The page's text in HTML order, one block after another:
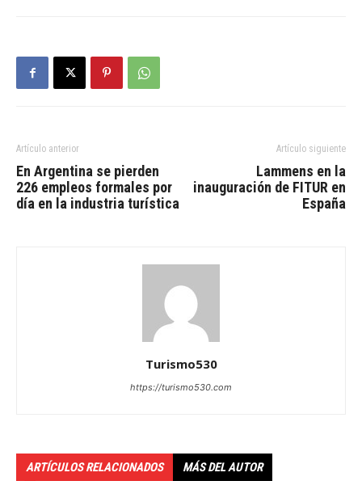
Artículo anterior
En Argentina se pierden
226 empleos formales por
día en la industria turística
Artículo siguiente
Lammens en la
inauguración de FITUR en
España
Turismo530
https://turismo530.com
ARTÍCULOS RELACIONADOS MÁS DEL AUTOR